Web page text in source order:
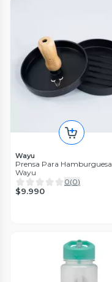
Wayu
Prensa Para Hamburguesa
Wayu
0(0)
$9.990